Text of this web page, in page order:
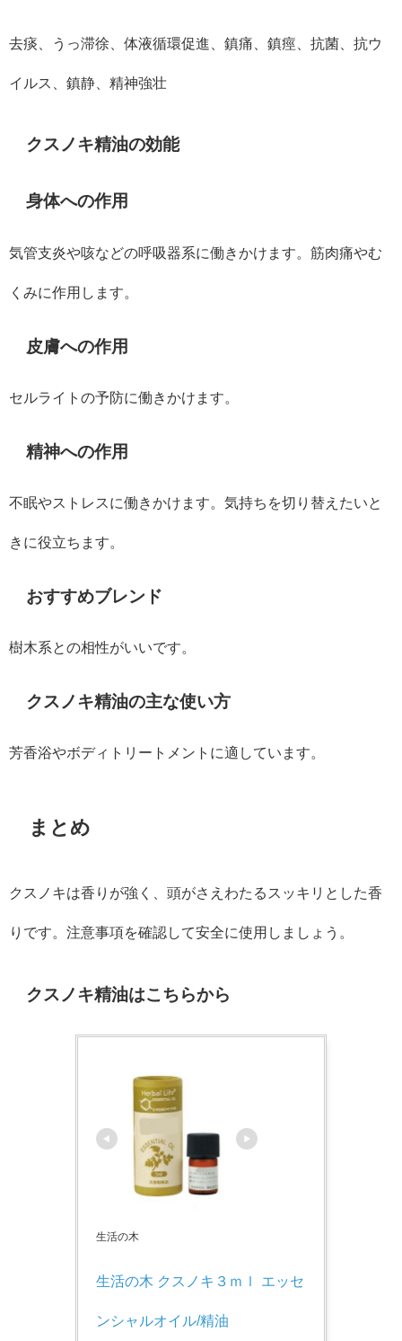
去痰、うっ滞徐、体液循環促進、鎮痛、鎮痙、抗菌、抗ウ
イルス、鎮静、精神強壮
クスノキ精油の効能
身体への作用
気管支炎や咳などの呼吸器系に働きかけます。筋肉痛やむ
くみに作用します。
皮膚への作用
セルライトの予防に働きかけます。
精神への作用
不眠やストレスに働きかけます。気持ちを切り替えたいと
きに役立ちます。
おすすめブレンド
樹木系との相性がいいです。
クスノキ精油の主な使い方
芳香浴やボディトリートメントに適しています。
まとめ
クスノキは香りが強く、頭がさえわたるスッキリとした香
りです。注意事項を確認して安全に使用しましょう。
クスノキ精油はこちらから
生活の木
生活の木 クスノキ３ｍｌ エッセ
ンシャルオイル/精油